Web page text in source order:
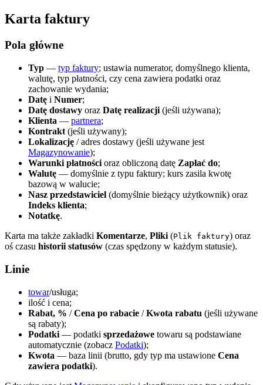
Karta faktury
Pola główne
Typ — typ faktury; ustawia numerator, domyślnego klienta,
walutę, typ płatności, czy cena zawiera podatki oraz
zachowanie wydania;
Datę i Numer;
Datę dostawy oraz Datę realizacji (jeśli używana);
Klienta — partnera;
Kontrakt (jeśli używany);
Lokalizację / adres dostawy (jeśli używane jest
Magazynowanie);
Warunki płatności oraz obliczoną datę Zapłać do;
Walutę — domyślnie z typu faktury; kurs zasila kwotę
bazową w walucie;
Nasz przedstawiciel (domyślnie bieżący użytkownik) oraz
Indeks klienta;
Notatkę.
Karta ma także zakładki Komentarze, Pliki (Plik faktury) oraz
oś czasu historii statusów (czas spędzony w każdym statusie).
Linie
towar/usługa;
ilość i cena;
Rabat, % /Cena po rabacie /Kwota rabatu (jeśli używane
są rabaty);
Podatki — podatki sprzedażowe towaru są podstawiane
automatycznie (zobacz Podatki);
Kwota — baza linii (brutto, gdy typ ma ustawione Cena
zawiera podatki).